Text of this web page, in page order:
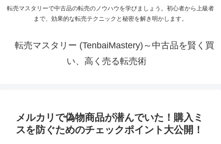
転売マスタリーで中古品の転売のノウハウを学びましょう。初心者から上級者
まで、効果的な転売テクニックと秘密を解き明かします。
転売マスタリー (TenbaiMastery)～中古品を賢く買
い、高く売る転売術
メルカリで偽物商品が潜んでいた！購入ミ
スを防ぐためのチェックポイント大公開！